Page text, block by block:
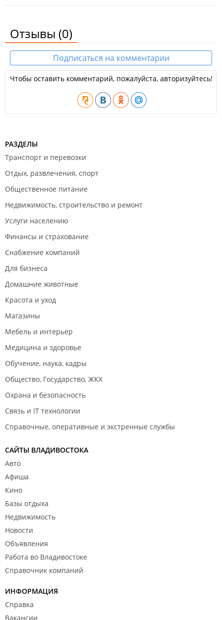
Отзывы (0)
Подписаться на комментарии
Чтобы оставить комментарий, пожалуйста, авторизуйтесь!
РАЗДЕЛЫ
Транспорт и перевозки
Отдых, развлечения, спорт
Общественное питание
Недвижимость, строительство и ремонт
Услуги населению
Финансы и страхование
Снабжение компаний
Для бизнеса
Домашние животные
Красота и уход
Магазины
Мебель и интерьер
Медицина и здоровье
Обучение, наука, кадры
Общество, Государство, ЖКХ
Охрана и безопасность
Связь и IT технологии
Справочные, оперативные и экстренные службы
САЙТЫ ВЛАДИВОСТОКА
Авто
Афиша
Кино
Базы отдыха
Недвижимость
Новости
Объявления
Работа во Владивостоке
Справочник компаний
ИНФОРМАЦИЯ
Справка
Вакансии